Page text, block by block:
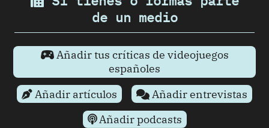
de un medio
Añadir tus críticas de videojuegos
españoles
Añadir artículos
Añadir entrevistas
Añadir podcasts